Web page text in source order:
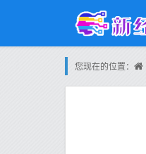
您现在的位置：